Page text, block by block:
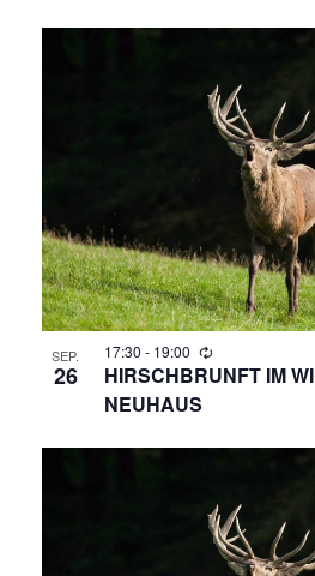
SEP.
26
17:30 - 19:00
HIRSCHBRUNFT IM
NEUHAUS